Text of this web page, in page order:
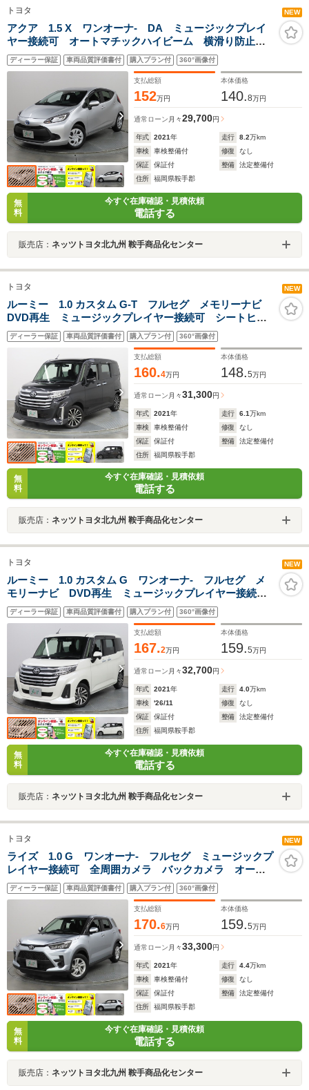
トヨタ NEW
アクア 1.5 X ワンオーナ- DA ミュージックプレイ
ヤー接続可 オートマチックハイビーム 横滑り防止装
置 車線逸脱警報 衝突被害軽減システム クルーズコ
ントロール ETC LEDヘッドランプ アイドリングス
ディーラー保証 車両品質評価書付 購入プラン付 360°画像付
支払総額
152万円
本体価格
140.8万円
通常ローン 月々29,700円
年式 2021年 走行 8.2万km
車検
車検整備付 修復
なし
保証
保証付 整備
法定整備付
住所
福岡県鞍手郡
無
料
今すぐ在庫確認・見積依頼
電話する
販売店： ネッツトヨタ北九州 鞍手商品化センター
トヨタ NEW
ルーミー 1.0 カスタム G-T フルセグ メモリーナビ
DVD再生 ミュージックプレイヤー接続可 シートヒー
ター 全周囲カメラ バックカメラ 衝突被害軽減シス
テム ETC ドラレコ 両側電動スライド LEDヘッド
ディーラー保証 車両品質評価書付 購入プラン付 360°画像付
支払総額
160.4万円
本体価格
148.5万円
通常ローン 月々31,300円
年式 2021年 走行 6.1万km
車検
車検整備付 修復
なし
保証
保証付 整備
法定整備付
住所
福岡県鞍手郡
無
料
今すぐ在庫確認・見積依頼
電話する
販売店： ネッツトヨタ北九州 鞍手商品化センター
トヨタ NEW
ルーミー 1.0 カスタム G ワンオーナ- フルセグ メ
モリーナビ DVD再生 ミュージックプレイヤー接続
可 シートヒータ- 全周囲カメラ バックカメラ 衝突
被害軽減システム ETC 両側電動スライド LEDヘッ
ディーラー保証 車両品質評価書付 購入プラン付 360°画像付
支払総額
167.2万円
本体価格
159.5万円
通常ローン 月々32,700円
年式 2021年 走行 4.0万km
車検
'26/11 修復
なし
保証
保証付 整備
法定整備付
住所
福岡県鞍手郡
無
料
今すぐ在庫確認・見積依頼
電話する
販売店： ネッツトヨタ北九州 鞍手商品化センター
トヨタ NEW
ライズ 1.0 G ワンオーナ- フルセグ ミュージックプ
レイヤー接続可 全周囲カメラ バックカメラ オート
マチックハイビーム クリアランスソナ- 衝突被害軽減
システム ETC LEDヘッドランプ アイドリングスト
ディーラー保証 車両品質評価書付 購入プラン付 360°画像付
支払総額
170.6万円
本体価格
159.5万円
通常ローン 月々33,300円
年式 2021年 走行 4.4万km
車検
車検整備付 修復
なし
保証
保証付 整備
法定整備付
住所
福岡県鞍手郡
無
料
今すぐ在庫確認・見積依頼
電話する
販売店： ネッツトヨタ北九州 鞍手商品化センター